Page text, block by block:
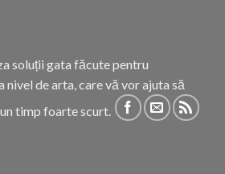
soluții gata făcute pentru
de arta, care vă vor ajuta să
timp foarte scurt.